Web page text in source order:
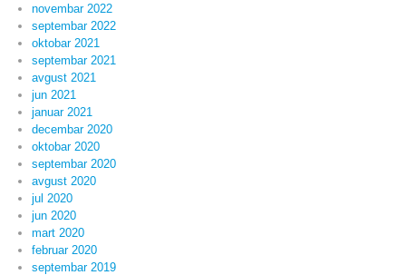
novembar 2022
septembar 2022
oktobar 2021
septembar 2021
avgust 2021
jun 2021
januar 2021
decembar 2020
oktobar 2020
septembar 2020
avgust 2020
jul 2020
jun 2020
mart 2020
februar 2020
septembar 2019